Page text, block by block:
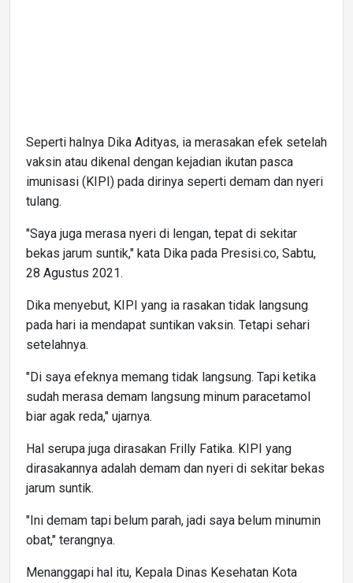
Seperti halnya Dika Adityas, ia merasakan efek setelah
vaksin atau dikenal dengan kejadian ikutan pasca
imunisasi (KIPI) pada dirinya seperti demam dan nyeri
tulang.
"Saya juga merasa nyeri di lengan, tepat di sekitar
bekas jarum suntik," kata Dika pada Presisi.co, Sabtu,
28 Agustus 2021.
Dika menyebut, KIPI yang ia rasakan tidak langsung
pada hari ia mendapat suntikan vaksin. Tetapi sehari
setelahnya.
"Di saya efeknya memang tidak langsung. Tapi ketika
sudah merasa demam langsung minum paracetamol
biar agak reda," ujarnya.
Hal serupa juga dirasakan Frilly Fatika. KIPI yang
dirasakannya adalah demam dan nyeri di sekitar bekas
jarum suntik.
"Ini demam tapi belum parah, jadi saya belum minumin
obat," terangnya.
Menanggapi hal itu, Kepala Dinas Kesehatan Kota